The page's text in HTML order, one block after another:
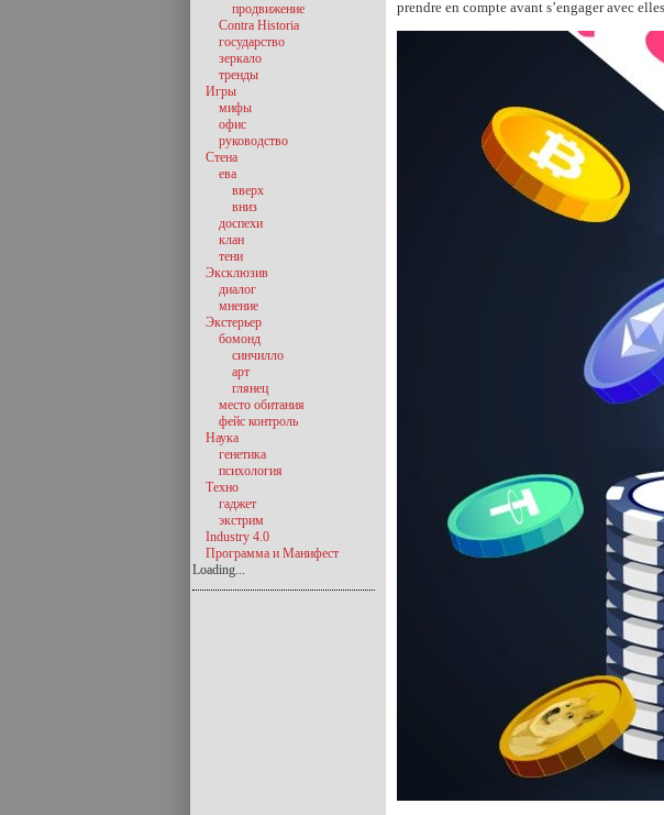
prendre en compte avant s’engager avec
продвижение
Contra Historia
государство
зеркало
тренды
Игры
мифы
офис
руководство
Стена
ева
вверх
вниз
доспехи
клан
тени
Эксклюзив
диалог
мнение
Экстерьер
бомонд
синчилло
арт
глянец
место обитания
фейс контроль
Наука
генетика
психология
Техно
гаджет
экстрим
Industry 4.0
Программа и Манифест
Loading...